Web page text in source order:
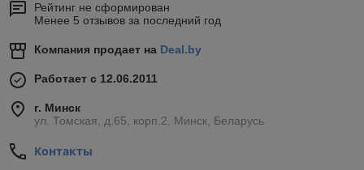
Рейтинг не сформирован
Менее 5 отзывов за последний год
Компания продает на Deal.by
Работает с 12.06.2011
г. Минск
ул. Томская, д.65, корп.2, Минск, Беларусь
Контакты